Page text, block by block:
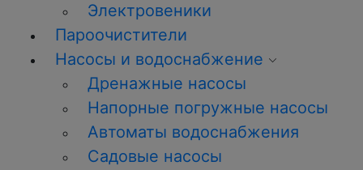
Электровеники
Пароочистители
Насосы и водоснабжение
Дренажные насосы
Напорные погружные насосы
Автоматы водоснабжения
Садовые насосы